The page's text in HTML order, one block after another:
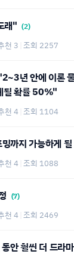
래" (2)
천 3 조회 2257
년 안에 이론
될 확률 50%"
천 4 조회 1104
까지 가능하게
천 4 조회 1088
(7)
천 4 조회 2469
훨씬 더 드라